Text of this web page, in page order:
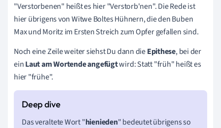
"Verstorbenen" heißt es hier "Verstorb'nen". Die Rede ist
hier übrigens von Witwe Boltes Hühnern, die den Buben
Max und Moritz im Ersten Streich zum Opfer gefallen sind.
Noch eine Zeile weiter siehst Du dann dieEpithese, bei der
einLaut am Wortende angefügtwird: Statt "früh" heißt es
hier "frühe".
Das veraltete Wort "hienieden" bedeutet übrigens so